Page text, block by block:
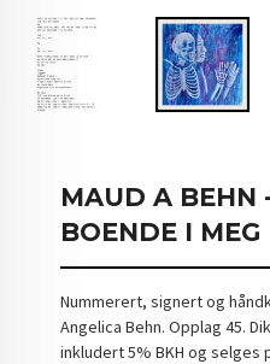
MAUD A BEHN
BOENDE I MEG
Nummerert, signert og
Angelica Behn. Opplag 45.
inkludert 5% BKH og selges